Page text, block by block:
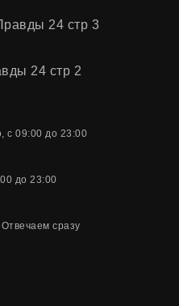
24 стр 3
24 стр 2
с 09:00 до 23:00
до 23:00
сразу